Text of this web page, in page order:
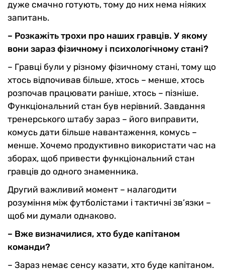
дуже смачно готують, тому до них нема ніяких
запитань.
– Розкажіть трохи про наших гравців. У якому
вони зараз фізичному і психологічному стані?
– Гравці були у різному фізичному стані, тому що
хтось відпочивав більше, хтось – менше, хтось
розпочав працювати раніше, хтось – пізніше.
Функціональний стан був нерівний. Завдання
тренерського штабу зараз – його виправити,
комусь дати більше навантаження, комусь –
менше. Хочемо продуктивно використати час на
зборах, щоб привести функціональний стан
гравців до одного знаменника.
Другий важливий момент – налагодити
розуміння між футболістами і тактичні зв’язки –
щоб ми думали однаково.
– Вже визначилися, хто буде капітаном
команди?
– Зараз немає сенсу казати, хто буде капітаном.